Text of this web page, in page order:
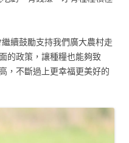
續鼓勵支持我們廣大農村走
的政策，讓種糧也能夠致
，不斷過上更幸福更美好的